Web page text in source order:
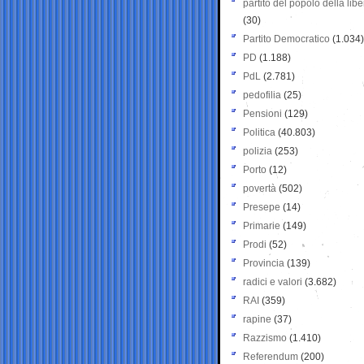
partito del popolo della
(30)
Partito Democratico (1.034)
PD (1.188)
PdL (2.781)
pedofilia (25)
Pensioni (129)
Politica (40.803)
polizia (253)
Porto (12)
povertà (502)
Presepe (14)
Primarie (149)
Prodi (52)
Provincia (139)
radici e valori (3.682)
RAI (359)
rapine (37)
Razzismo (1.410)
Referendum (200)